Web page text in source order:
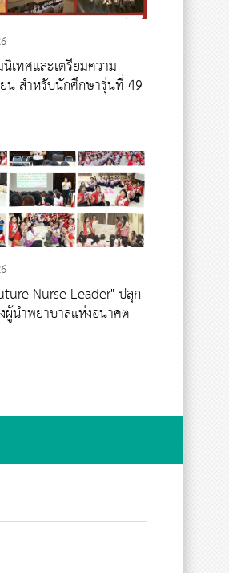
นิเทศและเตรียมความ
น สำหรับนักศึกษารุ่นที่ 49
Nurse Leader" ปลุก
ผู้นำพยาบาลแห่งอนาคต